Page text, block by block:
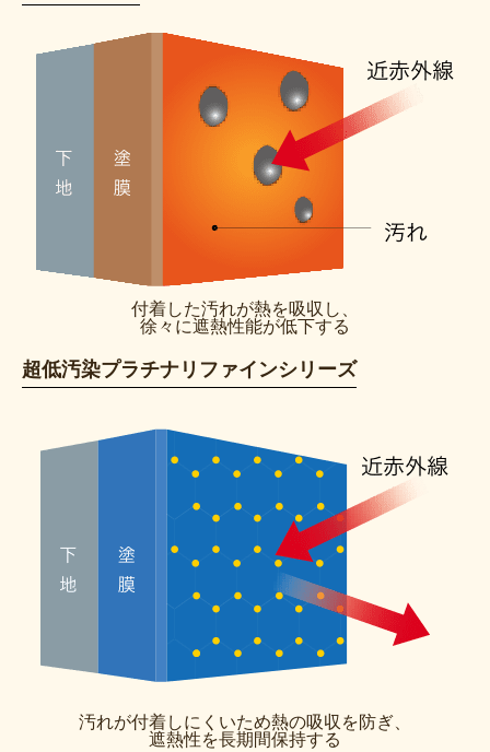
付着した汚れが熱を吸収し、
徐々に遮熱性能が低下する
超低汚染プラチナリファインシリーズ
汚れが付着しにくいため熱の吸収を防ぎ、
遮熱性を長期間保持する